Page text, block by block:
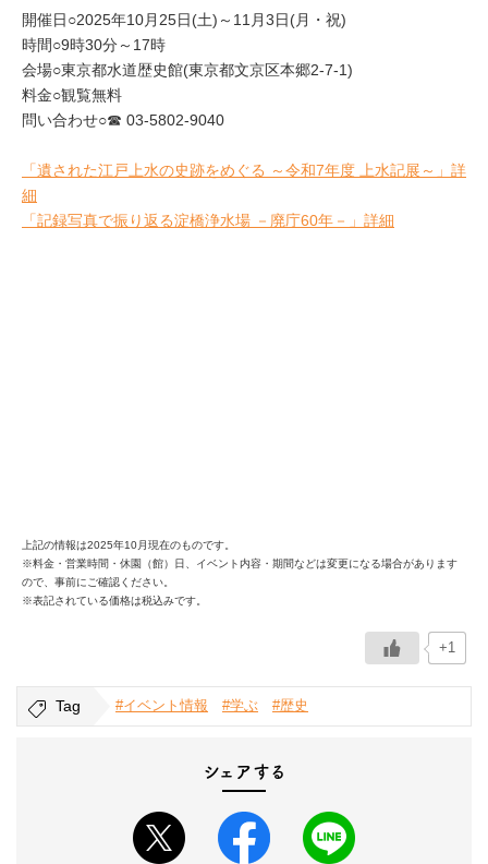
開催日○2025年10月25日(土)～11月3日(月・祝)
時間○9時30分～17時
会場○東京都水道歴史館(東京都文京区本郷2-7-1)
料金○観覧無料
問い合わせ○☎ 03-5802-9040
「遺された江戸上水の史跡をめぐる ～令和7年度 上水記展～」詳
細
「記録写真で振り返る淀橋浄水場 －廃庁60年－」詳細
上記の情報は2025年10月現在のものです。
※料金・営業時間・休園（館）日、イベント内容・期間などは変更になる場合があります
ので、事前にご確認ください。
※表記されている価格は税込みです。
+1
Tag #イベント情報 #学ぶ #歴史
シェアする